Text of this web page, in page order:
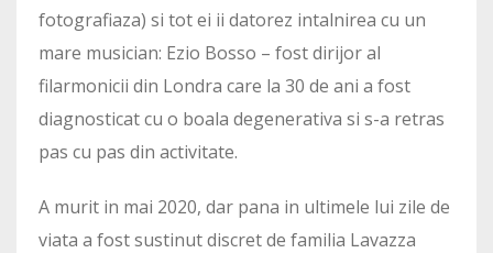
fotografiaza) si tot ei ii datorez intalnirea cu un
mare musician: Ezio Bosso – fost dirijor al
filarmonicii din Londra care la 30 de ani a fost
diagnosticat cu o boala degenerativa si s-a retras
pas cu pas din activitate.
A murit in mai 2020, dar pana in ultimele lui zile de
viata a fost sustinut discret de familia Lavazza